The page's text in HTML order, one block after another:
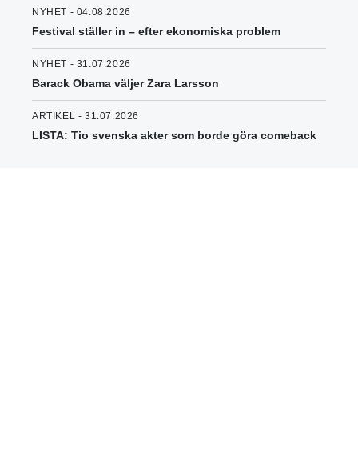
NYHET - 04.08.2026
Festival ställer in – efter ekonomiska problem
NYHET - 31.07.2026
Barack Obama väljer Zara Larsson
ARTIKEL - 31.07.2026
LISTA: Tio svenska akter som borde göra comeback